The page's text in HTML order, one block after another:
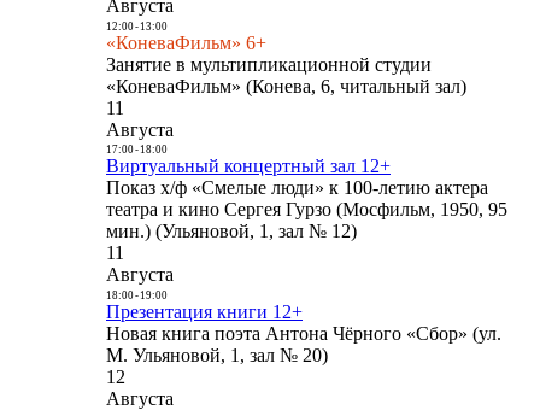
Августа
12:00- 13:00
«КоневаФильм» 6+
Занятие в мультипликационной студии
«КоневаФильм» (Конева, 6, читальный зал)
11
Августа
17:00- 18:00
Виртуальный концертный зал 12+
Показ х/ф «Смелые люди» к 100-летию актера
театра и кино Сергея Гурзо (Мосфильм, 1950, 95
мин.) (Ульяновой, 1, зал № 12)
11
Августа
18:00- 19:00
Презентация книги 12+
Новая книга поэта Антона Чёрного «Сбор» (ул.
М. Ульяновой, 1, зал № 20)
12
Августа